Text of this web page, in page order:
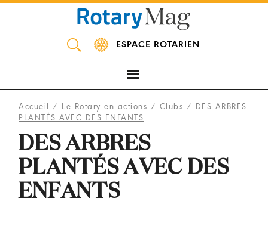
ESPACE ROTARIEN
Accueil / Le Rotary en actions / Clubs / DES ARBRES
PLANTÉS AVEC DES ENFANTS
DES ARBRES
PLANTÉS AVEC DES
ENFANTS
Panneau de gestion des cookies